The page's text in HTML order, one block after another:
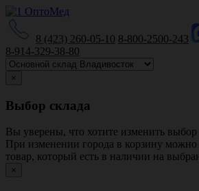
8 (423) 260-05-10 8-800-2500-243
8-914-329-38-80
×
Выбор склада
Вы уверены, что хотите изменить выбор
При изменении города в корзину можно
товар, который есть в наличии на
×